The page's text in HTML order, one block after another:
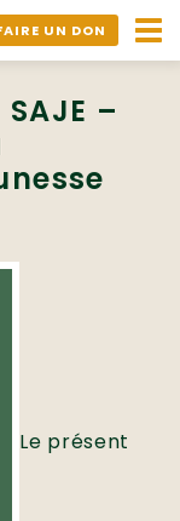
UN DON
–
Le présent